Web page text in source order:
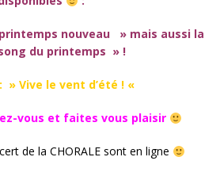
nouveau » mais aussi la
du printemps » !
» Vive le vent d’été ! «
vous et faites vous plaisir
de la CHORALE sont en ligne